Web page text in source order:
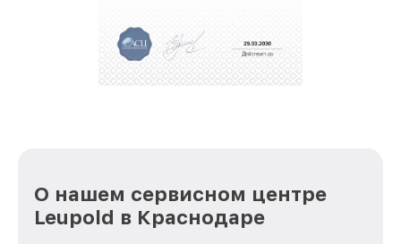
положительные отзывы и обрели отличную
репутацию. Мы постоянно совершенствуемся и
О нашем сервисном центре
Leupold в Краснодаре